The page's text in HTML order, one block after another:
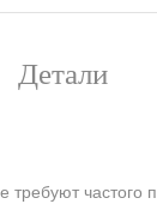
Детали
частого